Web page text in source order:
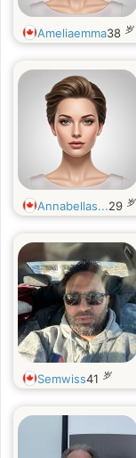
Ameliaemma38 岁
Annabellas...29 岁
Semwiss41 岁